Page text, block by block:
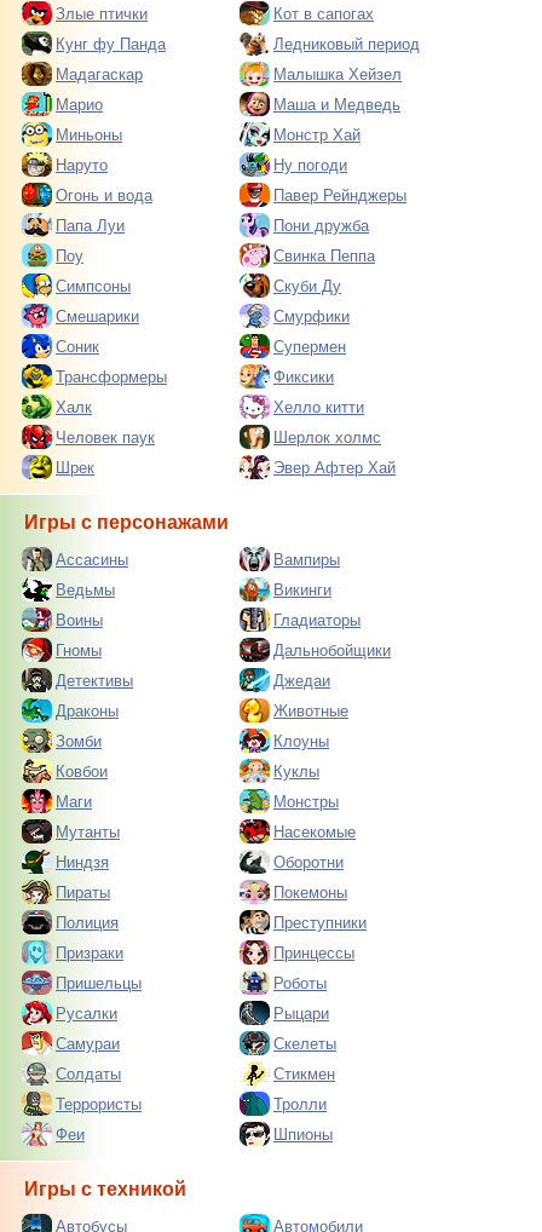
Злые птички
Кот в сапогах
Кунг фу Панда
Ледниковый период
Мадагаскар
Малышка Хейзел
Марио
Маша и Медведь
Миньоны
Монстр Хай
Наруто
Ну погоди
Огонь и вода
Павер Рейнджеры
Папа Луи
Пони дружба
Поу
Свинка Пеппа
Симпсоны
Скуби Ду
Смешарики
Смурфики
Соник
Супермен
Трансформеры
Фиксики
Халк
Хелло китти
Человек паук
Шерлок холмс
Шрек
Эвер Афтер Хай
Игры с персонажами
Ассасины
Вампиры
Ведьмы
Викинги
Воины
Гладиаторы
Гномы
Дальнобойщики
Детективы
Джедаи
Драконы
Животные
Зомби
Клоуны
Ковбои
Куклы
Маги
Монстры
Мутанты
Насекомые
Ниндзя
Оборотни
Пираты
Покемоны
Полиция
Преступники
Призраки
Принцессы
Пришельцы
Роботы
Русалки
Рыцари
Самураи
Скелеты
Солдаты
Стикмен
Террористы
Тролли
Феи
Шпионы
Игры с техникой
Автобусы Автомобили